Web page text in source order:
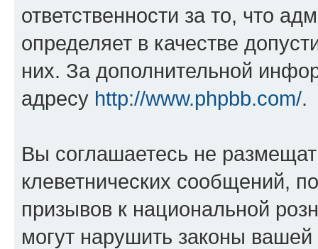
ответственности за то, что
определяет в качестве
них. За дополнительной
адресу http://www.phpbb.com/.
Вы соглашаетесь не
клеветнических сообщений,
призывов к национальной
могут нарушить законы